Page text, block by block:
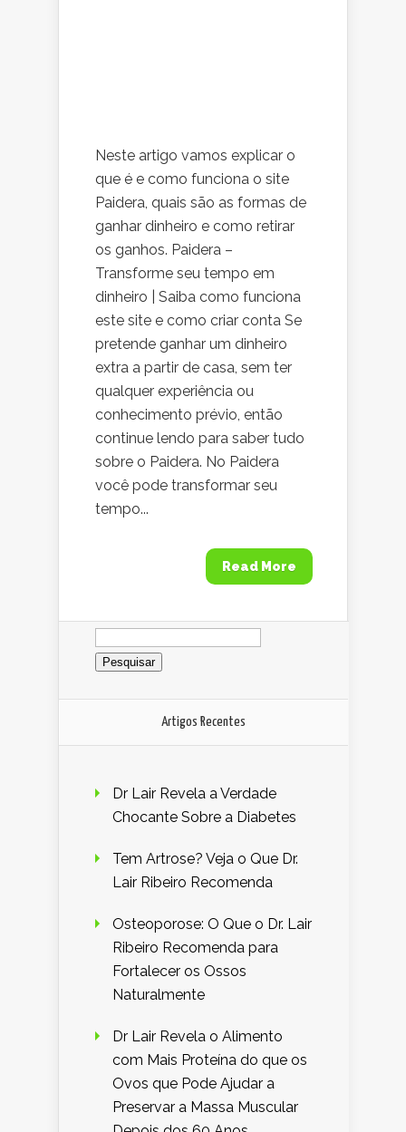
Neste artigo vamos explicar o
que é e como funciona o site
Paidera, quais são as formas de
ganhar dinheiro e como retirar
os ganhos. Paidera –
Transforme seu tempo em
dinheiro | Saiba como funciona
este site e como criar conta Se
pretende ganhar um dinheiro
extra a partir de casa, sem ter
qualquer experiência ou
conhecimento prévio, então
continue lendo para saber tudo
sobre o Paidera. No Paidera
você pode transformar seu
tempo...
Read More
Pesquisar
por:
Artigos Recentes
Dr Lair Revela a Verdade
Chocante Sobre a Diabetes
Tem Artrose? Veja o Que Dr.
Lair Ribeiro Recomenda
Osteoporose: O Que o Dr. Lair
Ribeiro Recomenda para
Fortalecer os Ossos
Naturalmente
Dr Lair Revela o Alimento
com Mais Proteína do que os
Ovos que Pode Ajudar a
Preservar a Massa Muscular